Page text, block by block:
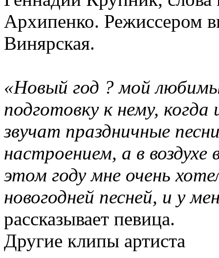
Архипенко. Режиссером
Винярская.
«Новый год ? мой
подготовку к нему,
звучат праздничные
настроением, а в
этом году мне очень
новогодней песней, и у
рассказывает певица.
Другие клипы артиста